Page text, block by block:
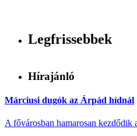
Legfrissebbek
Hírajánló
Márciusi dugók az Árpád hídnál
A fővárosban hamarosan